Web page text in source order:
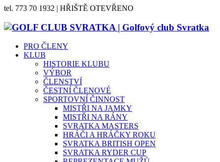
tel. 773 70 1932 | HŘIŠTĚ OTEVŘENO
PRO ČLENY
KLUB
HISTORIE KLUBU
VÝBOR
ČLENSTVÍ
ČESTNÍ ČLENOVÉ
SPORTOVNÍ ČINNOST
MISTŘI NA JAMKY
MISTŘI NA RÁNY
SVRATKA MASTERS
HRÁČI A HRÁČKY ROKU
SVRATKA BRITISH OPEN
SVRATKA RYDER CUP